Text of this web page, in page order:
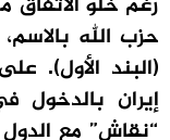
حزب الله
(البند الأول).
إيران
“نقاش” مع